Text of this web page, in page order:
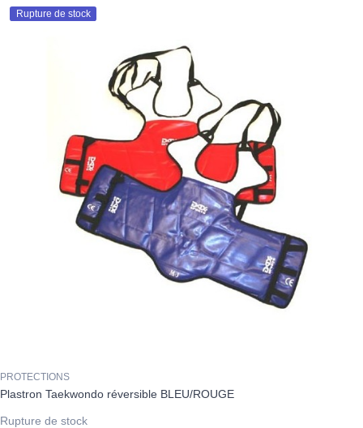
Rupture de stock
PROTECTIONS
Plastron Taekwondo réversible BLEU/ROUGE
Rupture de stock